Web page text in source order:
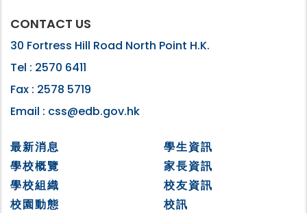
CONTACT US
30 Fortress Hill Road North Point H.K.
Tel : 2570 6411
Fax : 2578 5719
Email : css@edb.gov.hk
最新消息
學校概覽
學校組織
校園動態
學生資訊
家長資訊
校友資訊
校訊